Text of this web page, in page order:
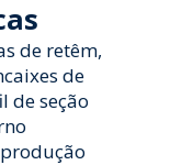
de retêm,
de
de seção